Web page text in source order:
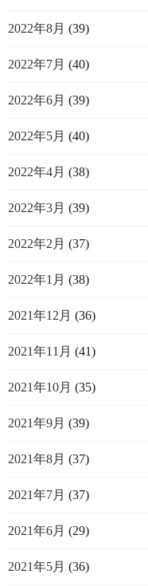
2022年8月 (39)
2022年7月 (40)
2022年6月 (39)
2022年5月 (40)
2022年4月 (38)
2022年3月 (39)
2022年2月 (37)
2022年1月 (38)
2021年12月 (36)
2021年11月 (41)
2021年10月 (35)
2021年9月 (39)
2021年8月 (37)
2021年7月 (37)
2021年6月 (29)
2021年5月 (36)